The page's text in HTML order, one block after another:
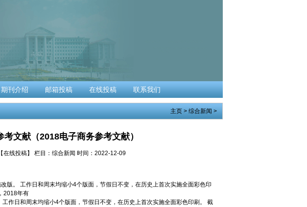
期刊介绍 邮箱投稿 在线投稿 联系我们
主页 > 综合新闻 >
文献（2018电子商务参考文献）
【在线投稿】 栏目： 综合新闻 时间：2022-12-09
版。 工作日和周末均缩小4个版面，节假日不变，在历史上首次实施全面彩色印
2018年有
作日和周末均缩小4个版面，节假日不变，在历史上首次实施全面彩色印刷。 截